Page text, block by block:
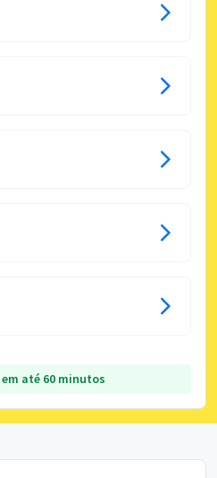
até 60 minutos